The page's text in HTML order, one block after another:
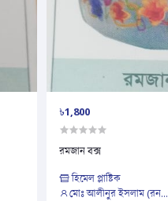
৳1,800
রমজান বক্স
হিমেল প্লাষ্টিক
মোঃ আলীনুর ইসলাম (রন...